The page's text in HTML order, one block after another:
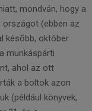
mondván, hogy a
(ebben az
később, október
munkáspárti
ahol az ott
a boltok azon
(például könyvek,